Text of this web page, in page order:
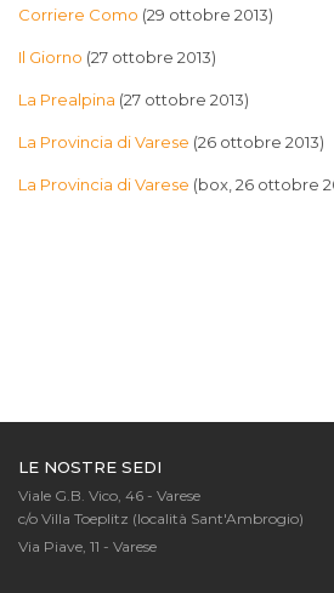
Corriere Como (29 ottobre 2013)
Il Giorno (27 ottobre 2013)
La Prealpina (27 ottobre 2013)
La Provincia di Varese (26 ottobre 2013)
La Provincia di Varese (box, 26 ottobre
LE NOSTRE SEDI
Viale G.B. Vico, 46 - Varese
c/o Villa Toeplitz (località Sant'Ambrogio)
Via Piave, 11 - Varese